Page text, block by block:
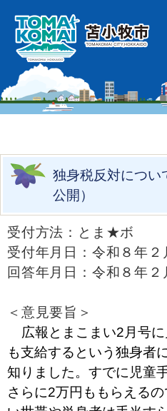
独身税反対につい
公開）
受付方法：とま★ボ
受付年月日：令和８年２
回答年月日：令和８年２
＜意見要旨＞
広報とまこまい2月号
も支給するという独身者
知りました。すでに児童
さらに2万円ももらえる